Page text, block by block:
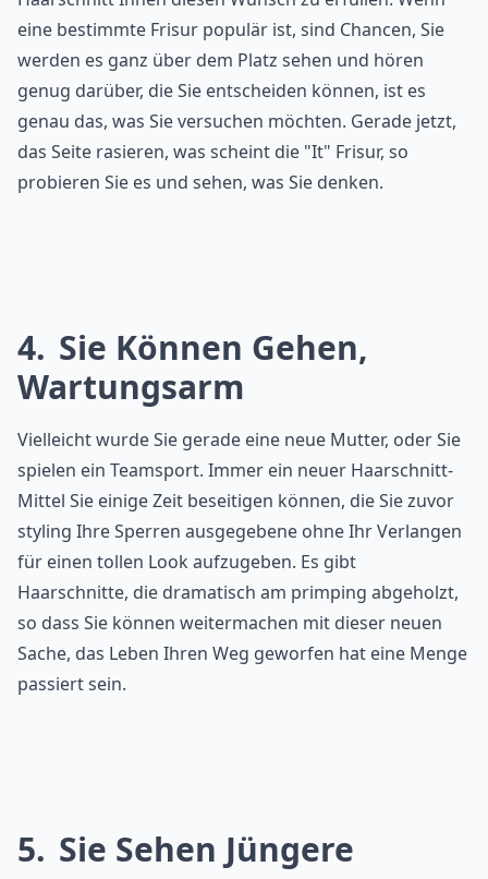
eine bestimmte Frisur populär ist, sind Chancen, Sie
werden es ganz über dem Platz sehen und hören
genug darüber, die Sie entscheiden können, ist es
genau das, was Sie versuchen möchten. Gerade jetzt,
das Seite rasieren, was scheint die "It" Frisur, so
probieren Sie es und sehen, was Sie denken.
4 Sie Können Gehen,
Wartungsarm
Vielleicht wurde Sie gerade eine neue Mutter, oder Sie
spielen ein Teamsport. Immer ein neuer Haarschnitt-
Mittel Sie einige Zeit beseitigen können, die Sie zuvor
styling Ihre Sperren ausgegebene ohne Ihr Verlangen
für einen tollen Look aufzugeben. Es gibt
Haarschnitte, die dramatisch am primping abgeholzt,
so dass Sie können weitermachen mit dieser neuen
Sache, das Leben Ihren Weg geworfen hat eine Menge
passiert sein.
5 Sie Sehen Jüngere